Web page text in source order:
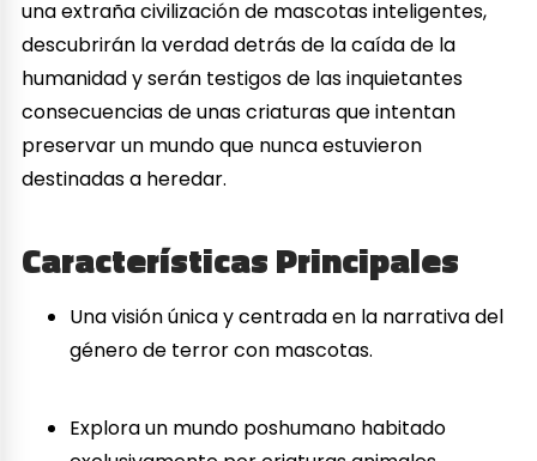
una extraña civilización de mascotas inteligentes,
descubrirán la verdad detrás de la caída de la
humanidad y serán testigos de las inquietantes
consecuencias de unas criaturas que intentan
preservar un mundo que nunca estuvieron
destinadas a heredar.
Características Principales
Una visión única y centrada en la narrativa del
género de terror con mascotas.
Explora un mundo poshumano habitado